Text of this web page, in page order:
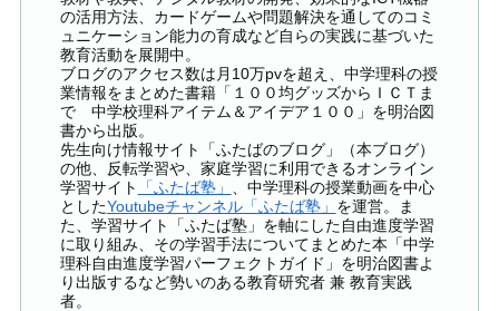
の活用方法、カードゲームや問題解決を通してのコミ
ュニケーション能力の育成など自らの実践に基づいた
教育活動を展開中。
ブログのアクセス数は月10万pvを超え、中学理科の授
業情報をまとめた書籍「１００均グッズからＩＣＴま
で 中学校理科アイテム＆アイデア１００」を明治図
書から出版。
先生向け情報サイト「ふたばのブログ」（本ブログ）
の他、反転学習や、家庭学習に利用できるオンライン
学習サイト
「ふたば塾」
、中学理科の授業動画を中心
としたYoutubeチャンネル「ふたば塾」 を運営。ま
た、学習サイト「ふたば塾」を軸にした自由進度学習
に取り組み、その学習手法についてまとめた本「中学
理科自由進度学習パーフェクトガイド」を明治図書よ
り出版するなど勢いのある教育研究者 兼 教育実践
者。